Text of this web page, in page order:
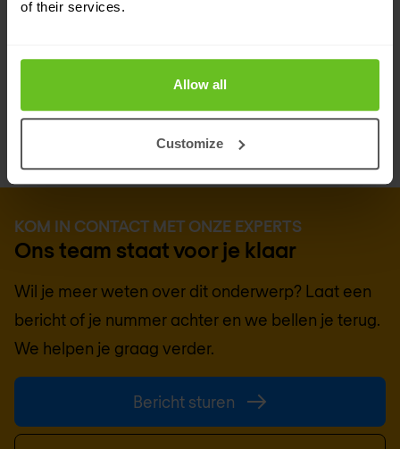
of their services.
Allow all
Customize
FortiOS 8.0 is vanaf nu beschikbaar.
KOM IN CONTACT MET ONZE EXPERTS
Ons team staat voor je klaar
Wil je meer weten over dit onderwerp? Laat een
bericht of je nummer achter en we bellen je terug.
We helpen je graag verder.
Bericht sturen